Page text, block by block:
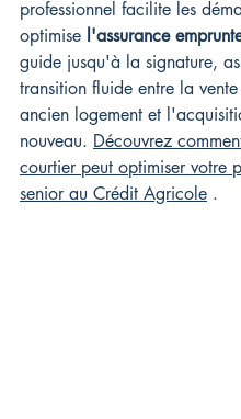
professionnel facilite les
optimise l'assurance
guide jusqu'à la signature,
transition fluide entre la
ancien logement et
nouveau. Découvrez
courtier peut optimiser votre
senior au Crédit Agricole .